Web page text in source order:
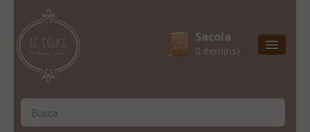
Sacola
0 item(ns)
Natal & 2017